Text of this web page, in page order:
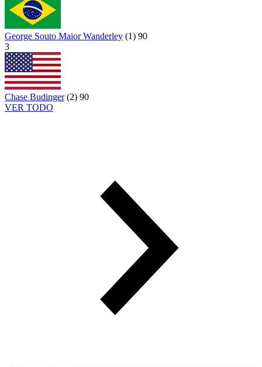
George Souto Maior Wanderley (1) 90
3
Chase Budinger (2) 90
VER TODO